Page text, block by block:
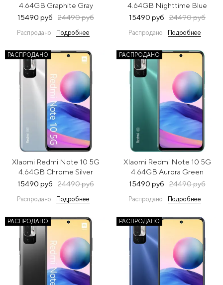
4.64GB Graphite Gray
(Серый)
15490 руб 24490 руб
Распродано Подробнее
4.64GB Nighttime Blue
(Синий)
15490 руб 24490 руб
Распродано Подробнее
РАСПРОДАНО
XIaomi Redmi Note 10 5G
4.64GB Chrome Silver
(Серебристый)
15490 руб 24490 руб
Распродано Подробнее
РАСПРОДАНО
XIaomi Redmi Note 10 5G
4.64GB Aurora Green
(Зеленый)
15490 руб 24490 руб
Распродано Подробнее
РАСПРОДАНО РАСПРОДАНО